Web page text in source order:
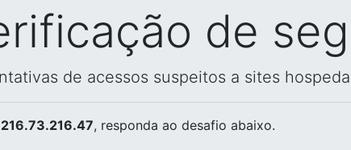
de
de acessos suspeitos a sites
216.73.216.47, responda ao desafio abaixo.